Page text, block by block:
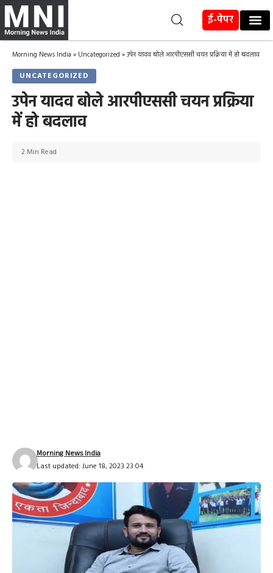
ई-पेपर
Morning News India » Uncategorized »उपेन यादव बोले आरपीएससी चयन प्रक्रिया में हो बदलाव
UNCATEGORIZED
उपेन यादव बोले आरपीएससी चयन प्रक्रिया
में हो बदलाव
Last updated: June 18, 2023 23:04
Morning News India
2 Min Read